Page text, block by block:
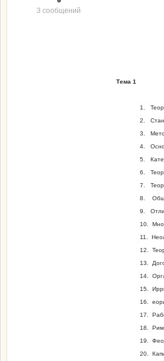
3 сообщений
Тема 1
1.
2.
3.
4.
5.
6.
7.
8.
9.
10.
11.
12.
13.
14.
15.
16.
17.
18.
19.
20.